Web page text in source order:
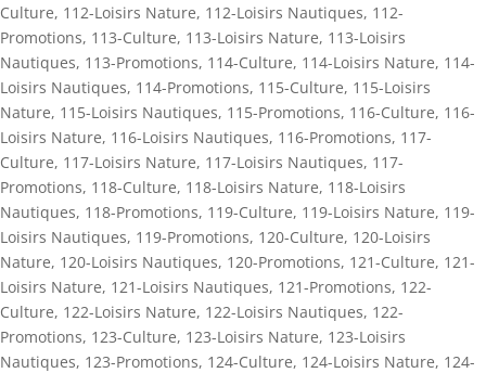
Culture, 112-Loisirs Nature, 112-Loisirs Nautiques, 112-
Promotions, 113-Culture, 113-Loisirs Nature, 113-Loisirs
Nautiques, 113-Promotions, 114-Culture, 114-Loisirs Nature, 114-
Loisirs Nautiques, 114-Promotions, 115-Culture, 115-Loisirs
Nature, 115-Loisirs Nautiques, 115-Promotions, 116-Culture, 116-
Loisirs Nature, 116-Loisirs Nautiques, 116-Promotions, 117-
Culture, 117-Loisirs Nature, 117-Loisirs Nautiques, 117-
Promotions, 118-Culture, 118-Loisirs Nature, 118-Loisirs
Nautiques, 118-Promotions, 119-Culture, 119-Loisirs Nature, 119-
Loisirs Nautiques, 119-Promotions, 120-Culture, 120-Loisirs
Nature, 120-Loisirs Nautiques, 120-Promotions, 121-Culture, 121-
Loisirs Nature, 121-Loisirs Nautiques, 121-Promotions, 122-
Culture, 122-Loisirs Nature, 122-Loisirs Nautiques, 122-
Promotions, 123-Culture, 123-Loisirs Nature, 123-Loisirs
Nautiques, 123-Promotions, 124-Culture, 124-Loisirs Nature, 124-